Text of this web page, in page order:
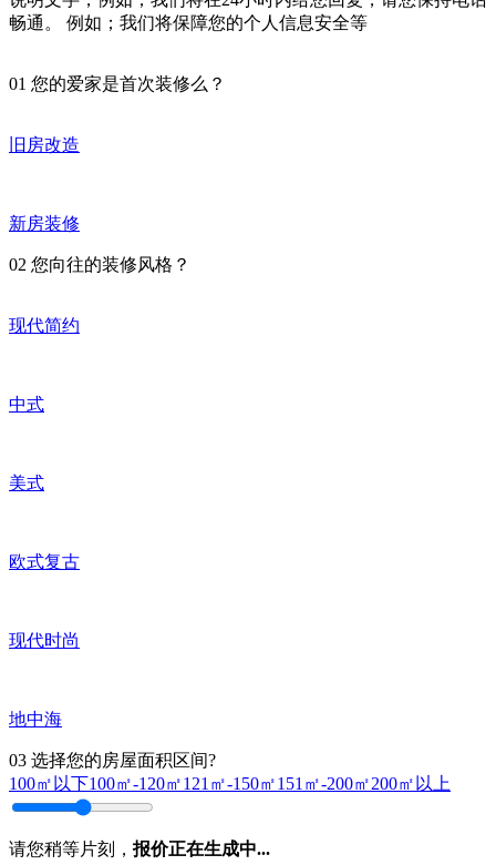
畅通。 例如；我们将保障您的个人信息安全等
01 您的爱家是首次装修么？
旧房改造
新房装修
02 您向往的装修风格？
现代简约
中式
美式
欧式复古
现代时尚
地中海
03 选择您的房屋面积区间?
100㎡以下100㎡-120㎡121㎡-150㎡151㎡-200㎡200㎡以上
请您稍等片刻， 报价正在生成中...